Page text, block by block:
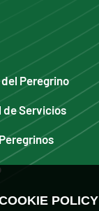
Peregrino
Servicios
POLICY